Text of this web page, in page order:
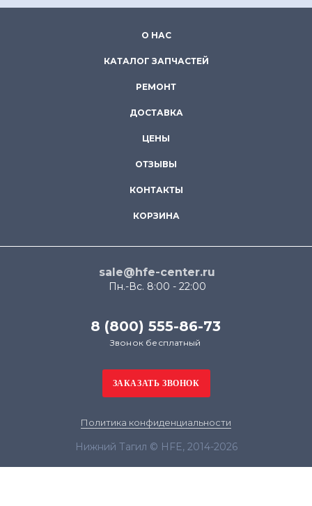
О НАС
КАТАЛОГ ЗАПЧАСТЕЙ
РЕМОНТ
ДОСТАВКА
ЦЕНЫ
ОТЗЫВЫ
КОНТАКТЫ
КОРЗИНА
sale@hfe-center.ru
Пн.-Вс. 8:00 - 22:00
8 (800) 555-86-73
Звонок бесплатный
Политика конфиденциальности
Нижний Тагил © HFE, 2014-2026